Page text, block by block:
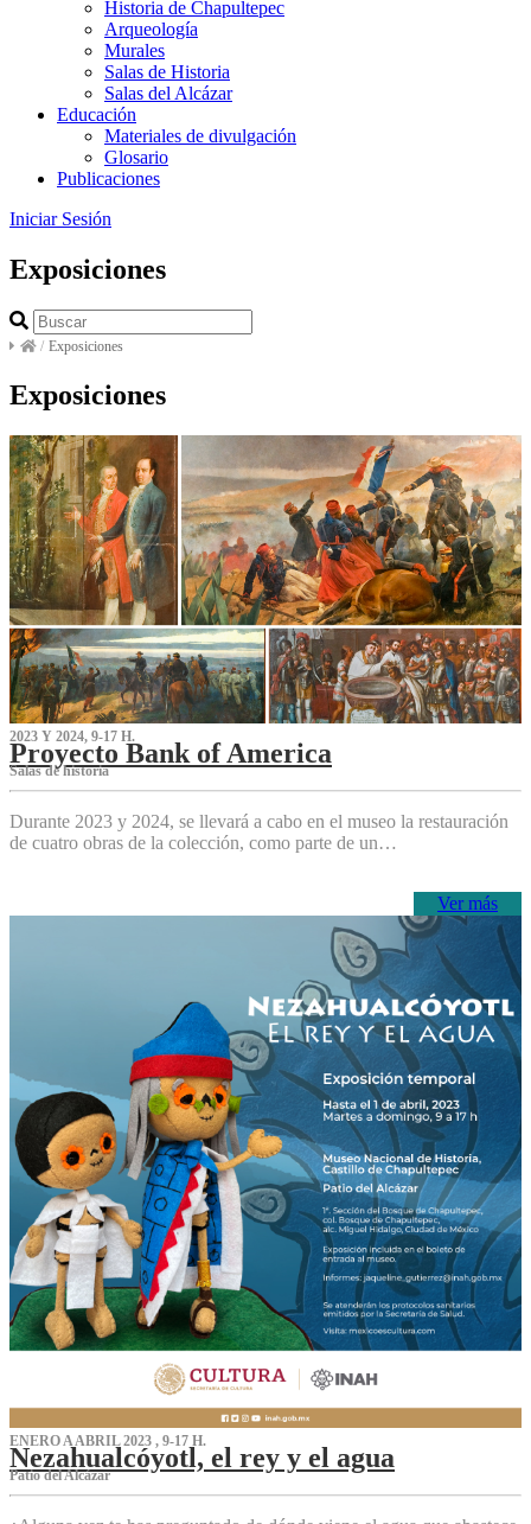
Historia de Chapultepec
Arqueología
Murales
Salas de Historia
Salas del Alcázar
Educación
Materiales de divulgación
Glosario
Publicaciones
Iniciar Sesión
Exposiciones
/ Exposiciones
Exposiciones
2023 Y 2024, 9-17 H.
Proyecto Bank of America
S‌alas de historia
Durante 2023 y 2024, se llevará a cabo en el museo la restauración
de cuatro obras de la colección, como parte de un…
Ver más
ENERO A ABRIL 2023 , 9-17 H.
Nezahualcóyotl, el rey y el agua
Patio del Alcázar